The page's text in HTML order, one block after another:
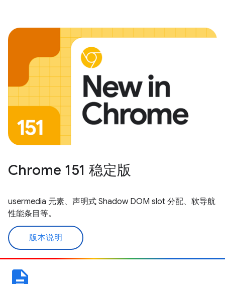
Chrome 151 稳定版
usermedia 元素、声明式 Shadow DOM slot 分配、软导航
性能条目等。
版本说明